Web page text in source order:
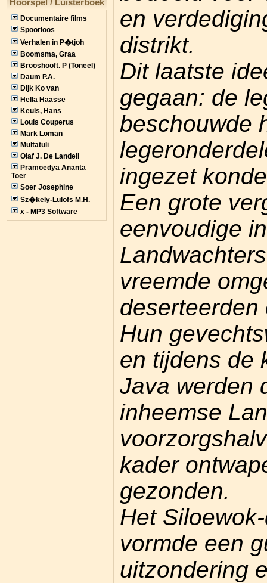
Hoorspel / Luisterboek
Documentaire films
Spoorloos
Verhalen in P�tjoh
Boomsma, Graa
Brooshooft. P (Toneel)
Daum P.A.
Dijk Ko van
Hella Haasse
Keuls, Hans
Louis Couperus
Mark Loman
Multatuli
Olaf J. De Landell
Pramoedya Ananta
Toer
Soer Josephine
Sz�kely-Lulofs M.H.
x - MP3 Software
en
distrikt.
Dit laatste
gegaan: de
beschouwde
ingezet
Een grote
eenvoudige
vreemde
Hun
en tijdens de
Java werden
inheemse
kader
gezonden.
Het
vormde een
uitzondering